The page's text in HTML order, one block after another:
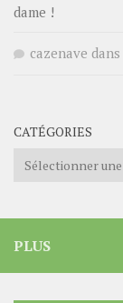
dame !
cazenave dans
CATÉGORIES
Catégories
PLUS